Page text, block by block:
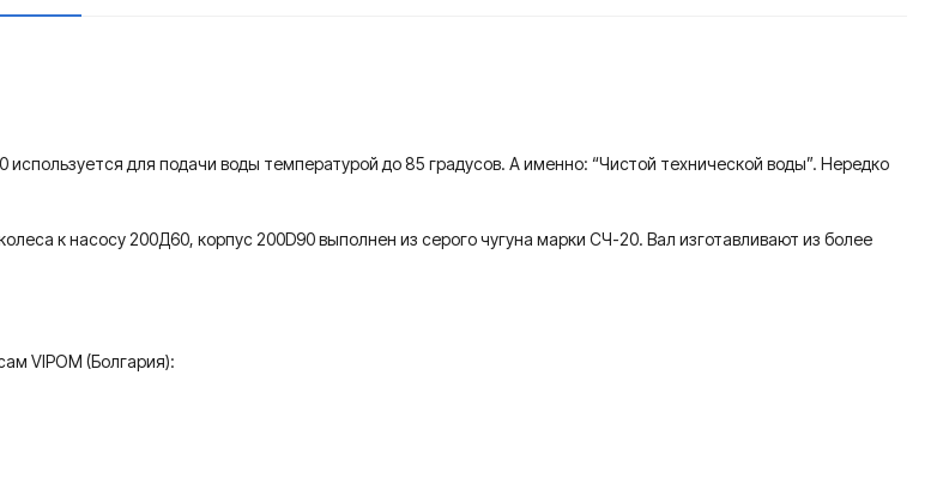
для подачи воды температурой до 85 градусов. А именно: “Чистой технической воды”. Нередко
к насосу 200Д60, корпус 200D90 выполнен из серого чугуна марки СЧ-20. Вал изготавливают из более
VIPOM (Болгария):